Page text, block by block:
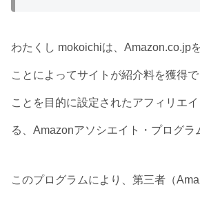
わたくし mokoichiは、Amazon.co.jp
ことによってサイトが紹介料を獲得
ことを目的に設定されたアフィリエ
る、Amazonアソシエイト・プログラ
このプログラムにより、第三者（